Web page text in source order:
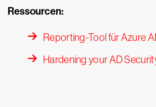
Ressourcen:
Reporting-Tool für Azure
Hardening your AD